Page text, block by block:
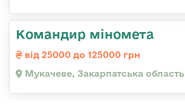
Командир міномета
від 25000 до 125000 грн
Мукачеве, Закарпатська область